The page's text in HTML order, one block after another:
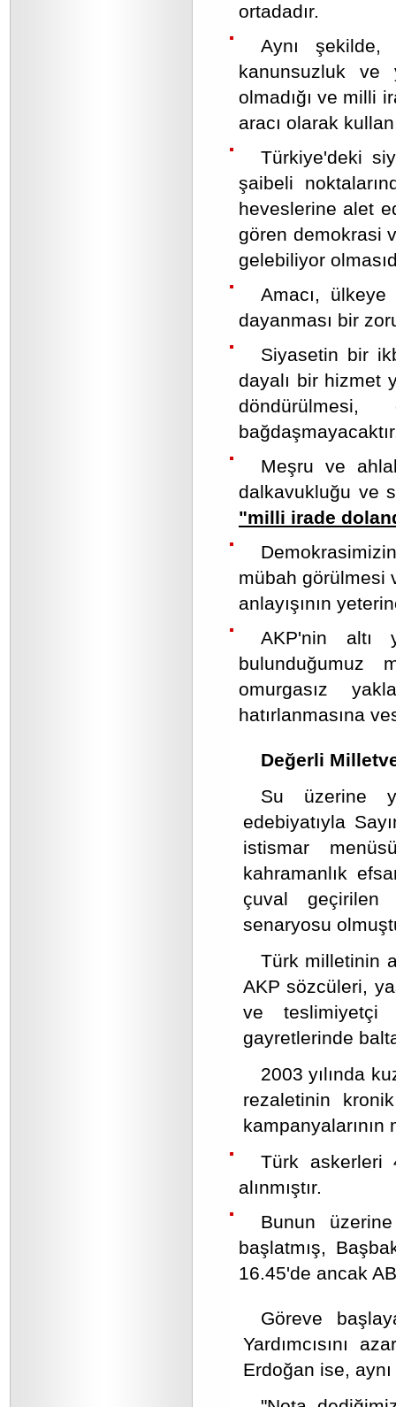
ortadadır.
Aynı
kanunsuzluk ve
olmadığı ve milli
aracı olarak
Türkiye'deki
şaibeli
heveslerine alet
gören demokrasi
gelebiliyor
Amacı,
dayanması bir
Siyasetin bir
dayalı bir hizmet
Meşru ve
dalkavukluğu ve
"milli irade
mübah görülmesi
anlayışının
AKP'nin altı
bulunduğumuz
omurgasız
hatırlanmasına
Değerli
Su üzerine
edebiyatıyla
istismar
kahramanlık
çuval geçirilen
senaryosu
Türk milletinin
AKP sözcüleri,
ve teslimiyetçi
gayretlerinde
2003 yılında
rezaletinin
Türk askerleri
alınmıştır.
Bunun
başlatmış,
16.45'de ancak
Göreve
Yardımcısını
Erdoğan ise,